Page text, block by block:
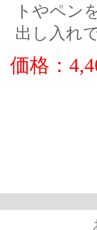
トやペン
出し入れ
価格：